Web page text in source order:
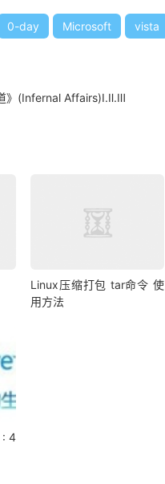
0-day Microsoft vista
》(Infernal Affairs)Ⅰ.Ⅱ.Ⅲ
Linux压缩打包 tar命令 使
用方法
: 4